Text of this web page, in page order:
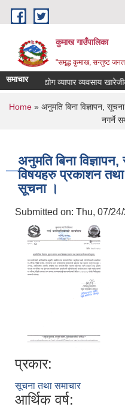
Skip to main content
कुमाख गाउँपालिका
"समृद्ध कुमाख, सन्तुष्ट
समाचारउद्योग व्यापार व्यवसाय खारेजीको
You are here
Home » अनुमति बिना विज्ञापन,
नगर्ने
अनुमति बिना
विषयहरु प्रकाशन तथा
सूचना ।
Submitted on: Thu, 07/
प्रकार:
सूचना तथा समाचार
आर्थिक वर्ष: